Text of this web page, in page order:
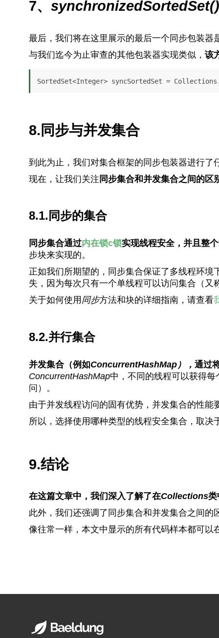
7、 synchronizedSortedSet()
最后，我们将在这里展示的最后一个同步包装器
与我们迄今为止审查的其他包装器实现类似， 该
SortedSet<Integer> syncSortedSet =
8.同步与并发集合
到此为止，我们对集合框架的同步包装器进行了
现在，让我们关注 同步集合和并发集合之间的区
8.1.同步的集合
同步集合通过内在锁c锁实现线程安全，并且整
步块来实现的。
正如我们所期望的，同步集合保证了多线程环
失，因为每次只有一个单线程可以访问集合（又
关于如何使用 同步方法和块的详细指南，请查看
8.2.并行集合
并发集合（例如ConcurrentHashMap）， 通过
ConcurrentHashMap中，不同的线程可以获得
问）。
由于并发线程访问的固有优势，并发集合的性能
所以，选择使用哪种类型的线程安全集合，取
9.结论
在这篇文章中，我们深入了解了在Collections类
此外，我们还强调了同步集合和并发集合之间
像往常一样，本文中显示的所有代码样本都可以